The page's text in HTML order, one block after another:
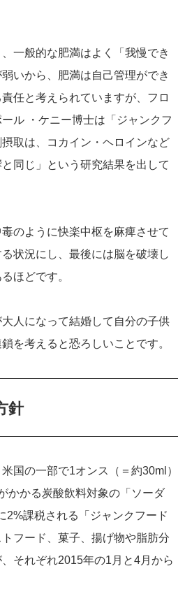
一般的な肥満はよく「我慢でき
いから、肥満は自己管理ができ
任と考えられていますが、フロ
ル ・ケニー博士は「ジャンクフ
取は、コカイン・ヘロインなど
同じ」という研究結果を出して
のように快楽中枢を麻痺させて
状況にし、最後には脳を破壊し
ほどです。
人になって結婚して自分の子供
を考えると恐ろしいことです。
針
国の一部で1オンス（＝約30ml）
かかる炭酸飲料対象の「ソーダ
2%課税される「ジャンクフード
フード、菓子、揚げ物や脂肪分
それぞれ2015年の1月と4月から